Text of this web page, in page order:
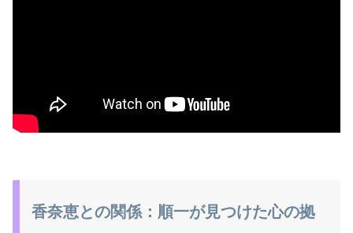
香奈恵との関係：順一が見つけた心の拠